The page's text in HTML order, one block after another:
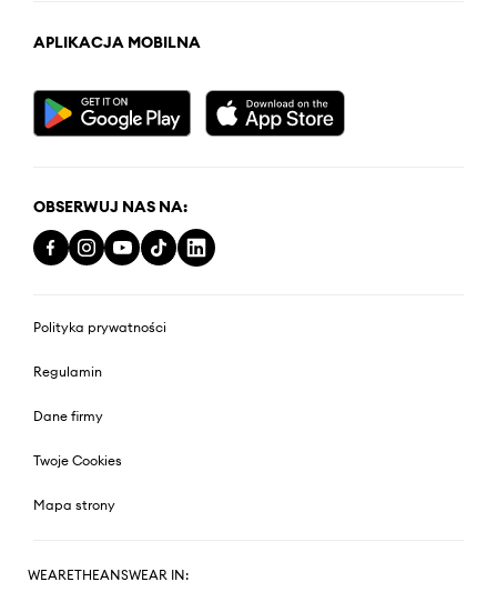
APLIKACJA MOBILNA
OBSERWUJ NAS NA:
Polityka prywatności
Regulamin
Dane firmy
Twoje Cookies
Mapa strony
WEARETHEANSWEAR IN: